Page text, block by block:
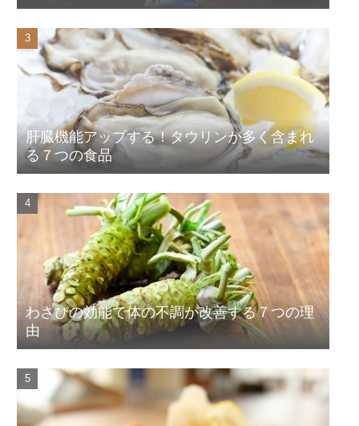
肝臓機能アップする！タウリンが多く含まれ
る７つの食品
わさびの効能で体の不調が改善する７つの理
由